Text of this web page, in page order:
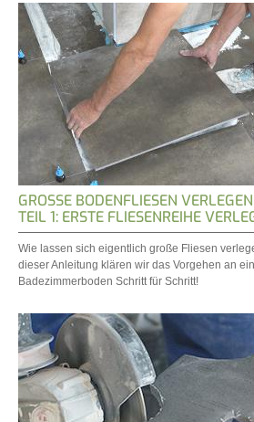
GROSSE BODENFLIESEN VERLEGEN
EIL 1: ERSTE FLIESENREIHE
Wie lassen sich eigentlich große Fliesen
dieser Anleitung klären wir das Vorgehen an
Badezimmerboden Schritt für Schritt!